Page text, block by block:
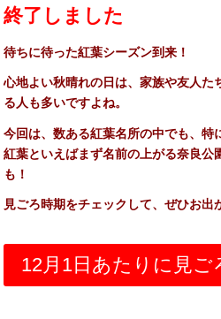
終了しました
待ちに待った紅葉シーズン到来！
心地よい秋晴れの日は、家族や友人
る人も多いですよね。
今回は、数ある紅葉名所の中でも、
紅葉といえばまず名前の上がる奈良
も！
見ごろ時期をチェックして、ぜひお出
12月1日あたりに見ご